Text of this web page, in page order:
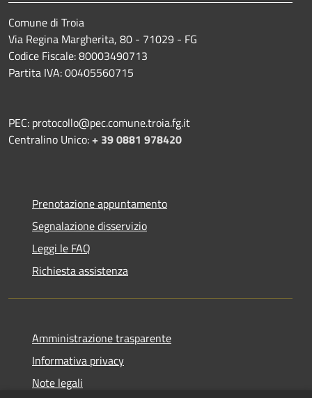
Comune di Troia
Via Regina Margherita, 80 - 71029 - FG
Codice Fiscale: 80003490713
Partita IVA: 00405560715
PEC: protocollo@pec.comune.troia.fg.it
Centralino Unico:+ 39 0881 978420
Prenotazione appuntamento
Segnalazione disservizio
Leggi le FAQ
Richiesta assistenza
Amministrazione trasparente
Informativa privacy
Note legali